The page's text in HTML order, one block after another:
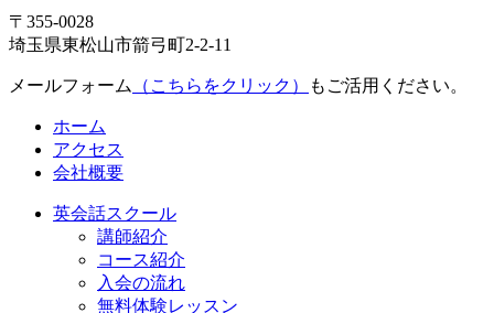
〒355-0028
埼玉県東松山市箭弓町2-2-11
メールフォーム （こちらをクリック） もご活用ください。
ホーム
アクセス
会社概要
英会話スクール
講師紹介
コース紹介
入会の流れ
無料体験レッスン